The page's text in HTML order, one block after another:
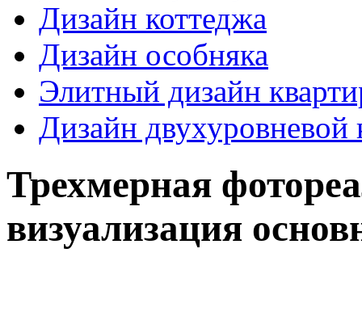
Дизайн коттеджа
Дизайн особняка
Элитный дизайн
Дизайн двухуровневой
Трехмерная
визуализация